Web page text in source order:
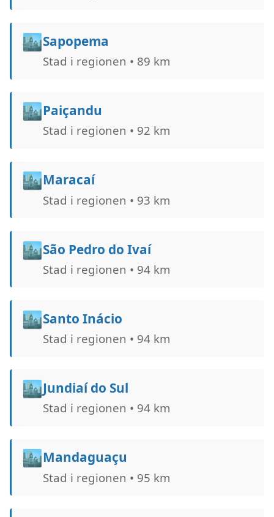
🏙️Sapopema
Stad i regionen • 89 km
🏙️Paiçandu
Stad i regionen • 92 km
🏙️Maracaí
Stad i regionen • 93 km
🏙️São Pedro do Ivaí
Stad i regionen • 94 km
🏙️Santo Inácio
Stad i regionen • 94 km
🏙️Jundiaí do Sul
Stad i regionen • 94 km
🏙️Mandaguaçu
Stad i regionen • 95 km